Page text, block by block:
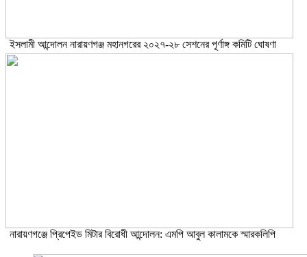
ইসলামী আন্দোলন নারায়ণগঞ্জ মহানগরের ২০২৭-২৮ সেশনের পূর্ণাঙ্গ কমিটি ঘোষণা
নারায়ণগঞ্জে প্রিপেইড মিটার বিরোধী আন্দোলন: এমপি আবুল কালামকে স্মারকলিপি